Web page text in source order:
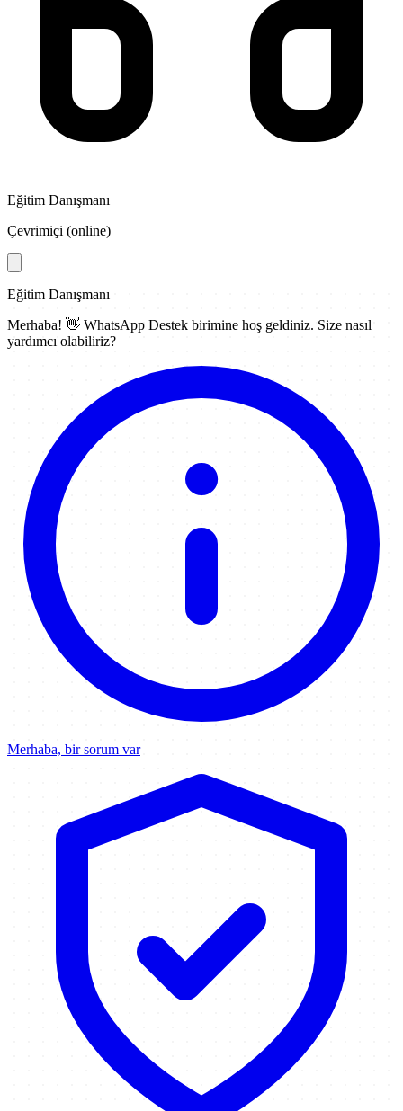
Eğitim Danışmanı
Çevrimiçi (online)
Eğitim Danışmanı
Merhaba! 👋 WhatsApp Destek birimine hoş geldiniz. Size nasıl
yardımcı olabiliriz?
Merhaba, bir sorum var